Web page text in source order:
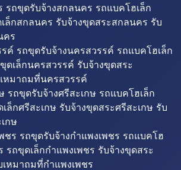
รถขุดรับจ้างสกลนคร รถแบคโฮเล็ก
ล็กสกลนคร รับจ้างขุดสระสกลนคร รับ
คร
ค์ รถขุดรับจ้างนครสวรรค์ รถแบคโฮเล็ก
ดเล็กนครสวรรค์ รับจ้างขุดสระ
หมาถมที่นครสวรรค์
รถขุดรับจ้างศรีสะเกษ รถแบคโฮเล็ก
ล็กศรีสะเกษ รับจ้างขุดสระศรีสะเกษ รับ
กษ
ชร รถขุดรับจ้างกำแพงเพชร รถแบคโฮ
รถขุดเล็กกำแพงเพชร รับจ้างขุดสระ
เหมาถมที่กำแพงเพชร